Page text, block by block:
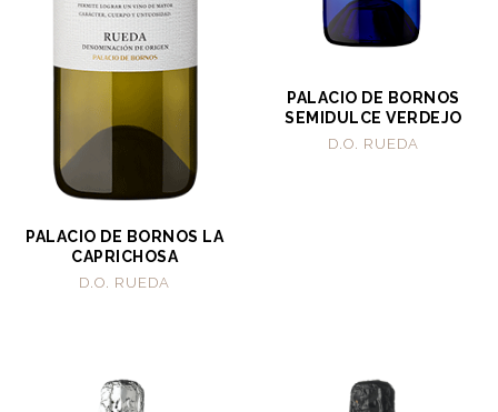
PALACIO DE BORNOS LA
CAPRICHOSA
D.O. RUEDA
PALACIO DE BORNOS
SEMIDULCE VERDEJO
D.O. RUEDA